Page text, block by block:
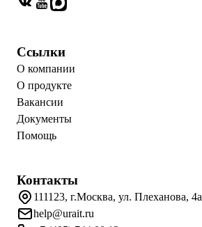
Ссылки
О компании
О продукте
Вакансии
Документы
Помощь
Контакты
111123, г.Москва, ул. Плеханова, 4а
help@urait.ru